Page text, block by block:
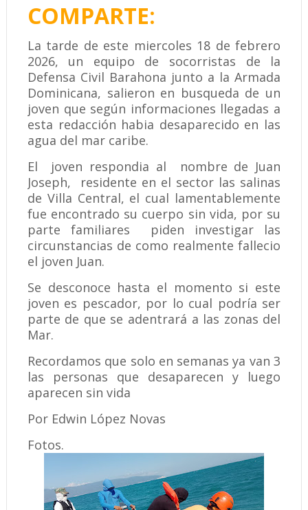
COMPARTE:
La tarde de este miercoles 18 de febrero
2026, un equipo de socorristas de la
Defensa Civil Barahona junto a la Armada
Dominicana, salieron en busqueda de un
joven que según informaciones llegadas a
esta redacción habia desaparecido en las
agua del mar caribe.
El joven respondia al nombre de Juan
Joseph, residente en el sector las salinas
de Villa Central, el cual lamentablemente
fue encontrado su cuerpo sin vida, por su
parte familiares piden investigar las
circunstancias de como realmente fallecio
el joven Juan.
Se desconoce hasta el momento si este
joven es pescador, por lo cual podría ser
parte de que se adentrará a las zonas del
Mar.
Recordamos que solo en semanas ya van 3
las personas que desaparecen y luego
aparecen sin vida
Por Edwin López Novas
Fotos.